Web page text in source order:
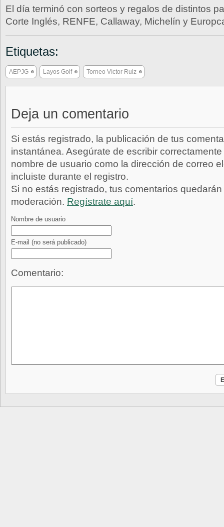
El día terminó con sorteos y regalos de distintos
Corte Inglés, RENFE, Callaway, Michelín y
Etiquetas:
AEPJG Layos Golf Torneo Víctor Ruiz
Deja un comentario
Si estás registrado, la publicación de tus
instantánea. Asegúrate de escribir
nombre de usuario como la dirección de correo
incluiste durante el registro.
Si no estás registrado, tus comentarios
moderación. Regístrate aquí.
Nombre de usuario
E-mail (no será publicado)
Comentario: